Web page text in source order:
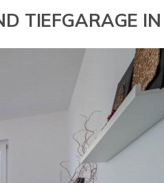
TIEFGARAGE